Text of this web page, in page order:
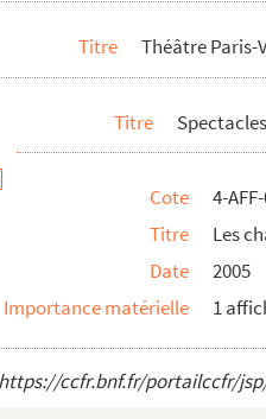
Paris XIX
l’intro de Ziggy Stardust
Titre Théâtre Paris-
Titre Spectacles
Cote
4-
Titre
Les
Date
2005
Importance matérielle
1
https://ccfr.bnf.fr/portailccfr/jsp/